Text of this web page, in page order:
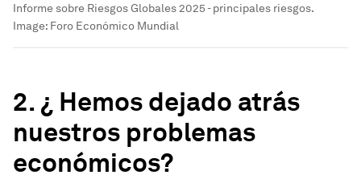
Informe sobre Riesgos Globales 2025 - principales riesgos.
Image: Foro Económico Mundial
2. ¿ Hemos dejado atrás
nuestros problemas
económicos?